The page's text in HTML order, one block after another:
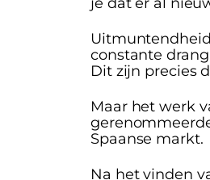
constante
Dit zijn precies
Maar het werk
Spaanse markt.
Na het vinden